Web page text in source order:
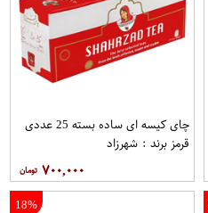
چای کیسه ای ساده بسته 25 عددی
قرمز برند : شهرزاد
۷۰۰,۰۰۰
18%